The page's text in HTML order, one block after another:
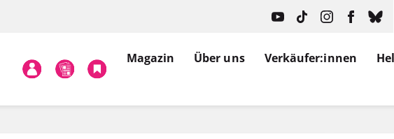
Magazin Über uns Verkäufer:innen